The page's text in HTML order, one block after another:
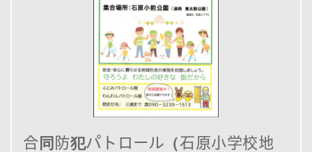
合同防犯パトロール（石原小学校地